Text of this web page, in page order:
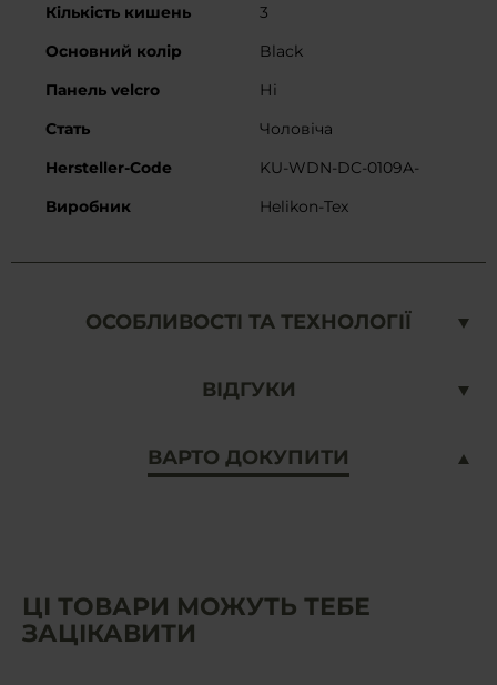
Кількість кишень
3
Основний колір
Black
Панель velcro
Ні
Cтать
Чоловіча
Hersteller-Code
KU-WDN-DC-0109A-
Виробник
Helikon-Tex
ОСОБЛИВОСТІ ТА ТЕХНОЛОГІЇ
ВІДГУКИ
ВАРТО ДОКУПИТИ
ЦІ ТОВАРИ МОЖУТЬ ТЕБЕ
ЗАЦІКАВИТИ